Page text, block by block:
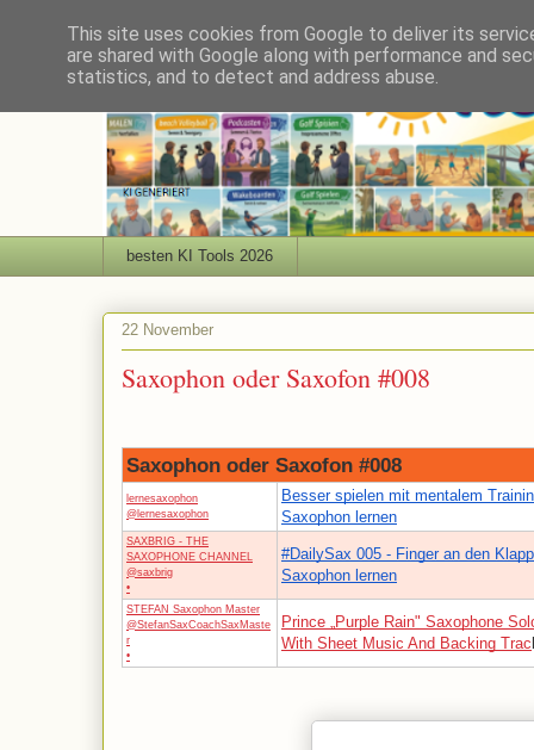
besten KI Tools 2026
22 November
Saxophon oder Saxofon #008
Saxophon oder Saxofon #008
lernesaxophon
@lernesaxophon
Besser spielen mit mentalem
Saxophon lernen
SAXBRIG - THE
SAXOPHONE CHANNEL
@saxbrig
•
#DailySax 005 - Finger an den
Saxophon lernen
STEFAN Saxophon Master
@StefanSaxCoachSaxMaste
r
•
Prince „Purple Rain" Saxophone
With Sheet Music And Backing Trac
This site uses cookies from Google to deliver its
are shared with Google along with performance and
statistics, and to detect and address abuse.